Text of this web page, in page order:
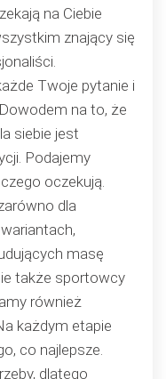
na Ciebie
znający się
Twoje pytanie i
na to, że
siebie jest
Podajemy
oczekują.
dla
masę
także sportowcy
również
każdym etapie
co najlepsze.
dlatego